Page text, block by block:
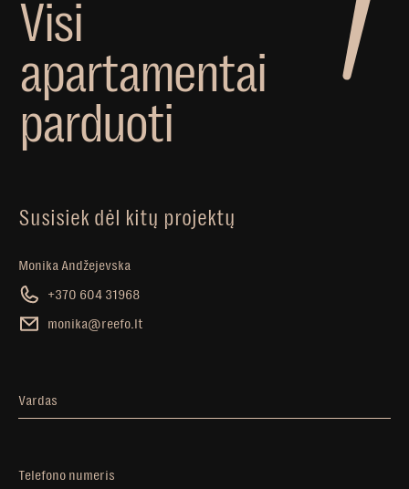
Visi
apartamentai
parduoti
Susisiek dėl kitų projektų
Monika Andžejevska
+370 604 31968
monika@reefo.lt
Vardas
Telefono numeris